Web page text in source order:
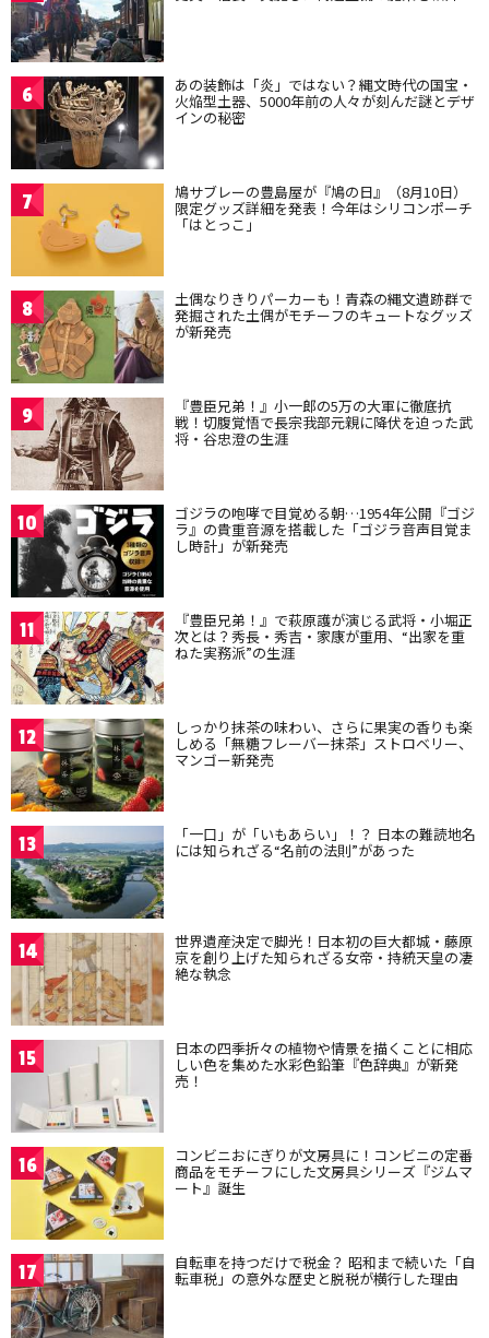
6 あの装飾は「炎」ではない？縄文時代の国宝・
火焔型土器、5000年前の人々が刻んだ謎とデザ
インの秘密
7 鳩サブレーの豊島屋が『鳩の日』（8月10日）
限定グッズ詳細を発表！今年はシリコンポーチ
「はとっこ」
8 土偶なりきりパーカーも！青森の縄文遺跡群で
発掘された土偶がモチーフのキュートなグッズ
が新発売
9 『豊臣兄弟！』小一郎の5万の大軍に徹底抗
戦！切腹覚悟で長宗我部元親に降伏を迫った武
将・谷忠澄の生涯
10 ゴジラの咆哮で目覚める朝…1954年公開『ゴジ
ラ』の貴重音源を搭載した「ゴジラ音声目覚ま
し時計」が新発売
11 『豊臣兄弟！』で萩原護が演じる武将・小堀正
次とは？秀長・秀吉・家康が重用、“出家を重
ねた実務派”の生涯
12 しっかり抹茶の味わい、さらに果実の香りも楽
しめる「無糖フレーバー抹茶」ストロベリー、
マンゴー新発売
13 「一口」が「いもあらい」！？ 日本の難読地名
には知られざる“名前の法則”があった
14 世界遺産決定で脚光！日本初の巨大都城・藤原
京を創り上げた知られざる女帝・持統天皇の凄
絶な執念
15 日本の四季折々の植物や情景を描くことに相応
しい色を集めた水彩色鉛筆『色辞典』が新発
売！
16 コンビニおにぎりが文房具に！コンビニの定番
商品をモチーフにした文房具シリーズ『ジムマ
ート』誕生
17 自転車を持つだけで税金？ 昭和まで続いた「自
転車税」の意外な歴史と脱税が横行した理由